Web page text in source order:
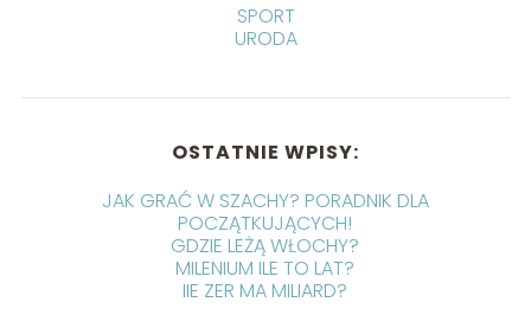
SPORT
URODA
OSTATNIE WPISY:
JAK GRAĆ W SZACHY? PORADNIK DLA
POCZĄTKUJĄCYCH!
GDZIE LEŻĄ WŁOCHY?
MILENIUM ILE TO LAT?
IIE ZER MA MILIARD?